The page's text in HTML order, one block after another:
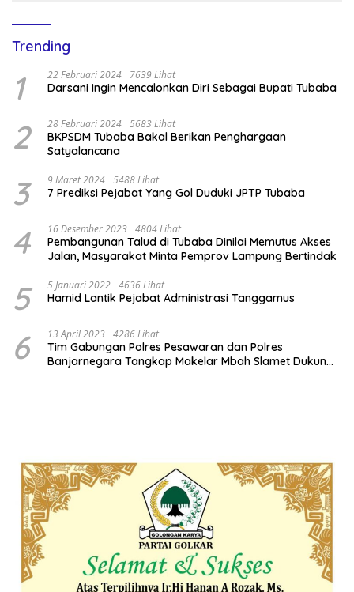
Trending
1 22 Februari 2024 7639 Lihat
Darsani Ingin Mencalonkan Diri Sebagai Bupati Tubaba
2 28 Februari 2024 5683 Lihat
BKPSDM Tubaba Bakal Berikan Penghargaan
Satyalancana
3 9 Maret 2024 5488 Lihat
7 Prediksi Pejabat Yang Gol Duduki JPTP Tubaba
4 16 Desember 2023 4804 Lihat
Pembangunan Talud di Tubaba Dinilai Memutus Akses
Jalan, Masyarakat Minta Pemprov Lampung Bertindak
5 5 Januari 2022 4636 Lihat
Hamid Lantik Pejabat Administrasi Tanggamus
6 13 April 2023 4286 Lihat
Tim Gabungan Polres Pesawaran dan Polres
Banjarnegara Tangkap Makelar Mbah Slamet Dukun